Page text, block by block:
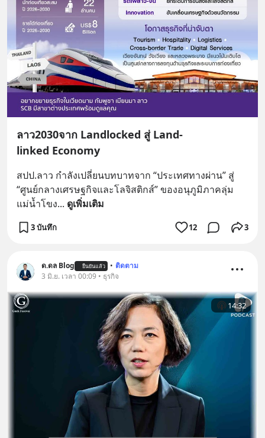
ลาว2030จาก Landlocked สู่ Land-
linked Economy
สปป.ลาว กำลังเปลี่ยนบทบาทจาก “ประเทศทางผ่าน” สู่
“ศูนย์กลางเศรษฐกิจและโลจิสติกส์” ของอนุภูมิภาคลุ่ม
แม่น้ำโขง... ดูเพิ่มเติม
3 บันทึก 12 3
ด.ดล Blog ยืนยันแล้ว • ติดตาม
3 มิ.ย. เวลา 00:09 • ธุรกิจ
14:32